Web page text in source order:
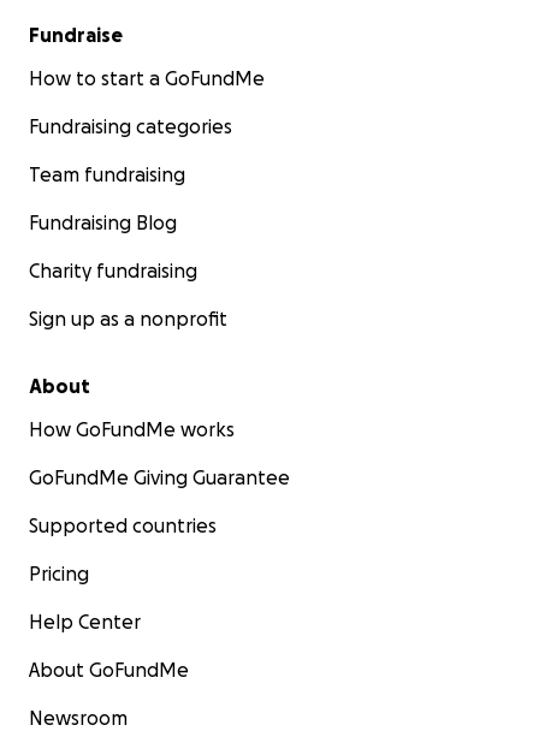
Fundraise
How to start a GoFundMe
Fundraising categories
Team fundraising
Fundraising Blog
Charity fundraising
Sign up as a nonprofit
About
How GoFundMe works
GoFundMe Giving Guarantee
Supported countries
Pricing
Help Center
About GoFundMe
Newsroom